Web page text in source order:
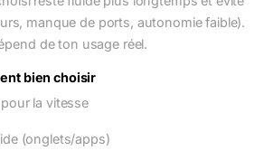
manque de ports, autonomie faible).
de ton usage réel.
bien choisir
la vitesse
(onglets/apps)